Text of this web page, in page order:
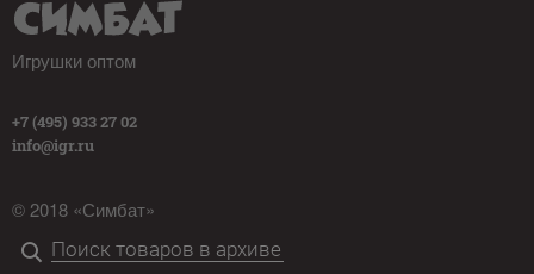
Игрушки оптом
+7 (495) 933 27 02
info@igr.ru
© 2018 «Симбат»